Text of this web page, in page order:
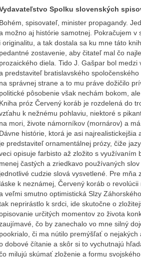
Spolku slovenských
Bohém, spisovateľ, minister propagandy.
možno aj histórie samotnej. Pokračujem
i originalitu, a tak dostala sa ku mne táto
pedantné zostavenie, aby čitateľ mal čo
prozaického diela. Tido J. Gašpar bol
predstaviteľ bratislavského
na správnej strane a to mu práve dožičilo
politické pôsobenie však nechám bokom,
Kniha próz Červený koráb je rozdelená do
k nežnému pohlaviu, niektoré s
na mori, živote námorníkov (mornárov) a
Dávne histórie, ktorá je asi
je predstaviteľ ornamentálnej prózy, čiže
opisuje farbisto až zložito s využívaním
menej častých a zriedkavo používaných
jednotlivé cudzie slová vysvetlené. Pre
láske k neznámej, Červený koráb o
veľmi smutno optimistická Slzy
neprirástlo k srdci, ide skutočne o
určitých momentov zo života
čo by zanechalo vo mne silný
pookrialo, či ma nútilo premýšľať o
dobové čítanie a skôr si to vychutnajú
milujú skúmať zloženie a formu